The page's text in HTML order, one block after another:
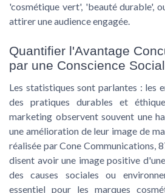
'cosmétique vert', 'beauté durable',
attirer une audience engagée.
Quantifier l'Avantage
par une Conscience
Les statistiques sont parlantes : les
des pratiques durables et
marketing observent souvent une
une amélioration de leur image de
réalisée par Cone Communications,
disent avoir une image positive
des causes sociales ou
essentiel pour les marques